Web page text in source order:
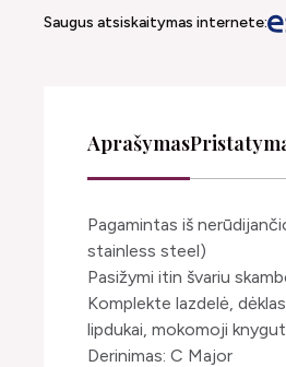
Saugus atsiskaitymas internete:
Aprašymas
Pagamintas iš
stainless steel)
Pasižymi itin švariu
Komplekte lazdelė,
lipdukai, mokomoji
Derinimas: C Major